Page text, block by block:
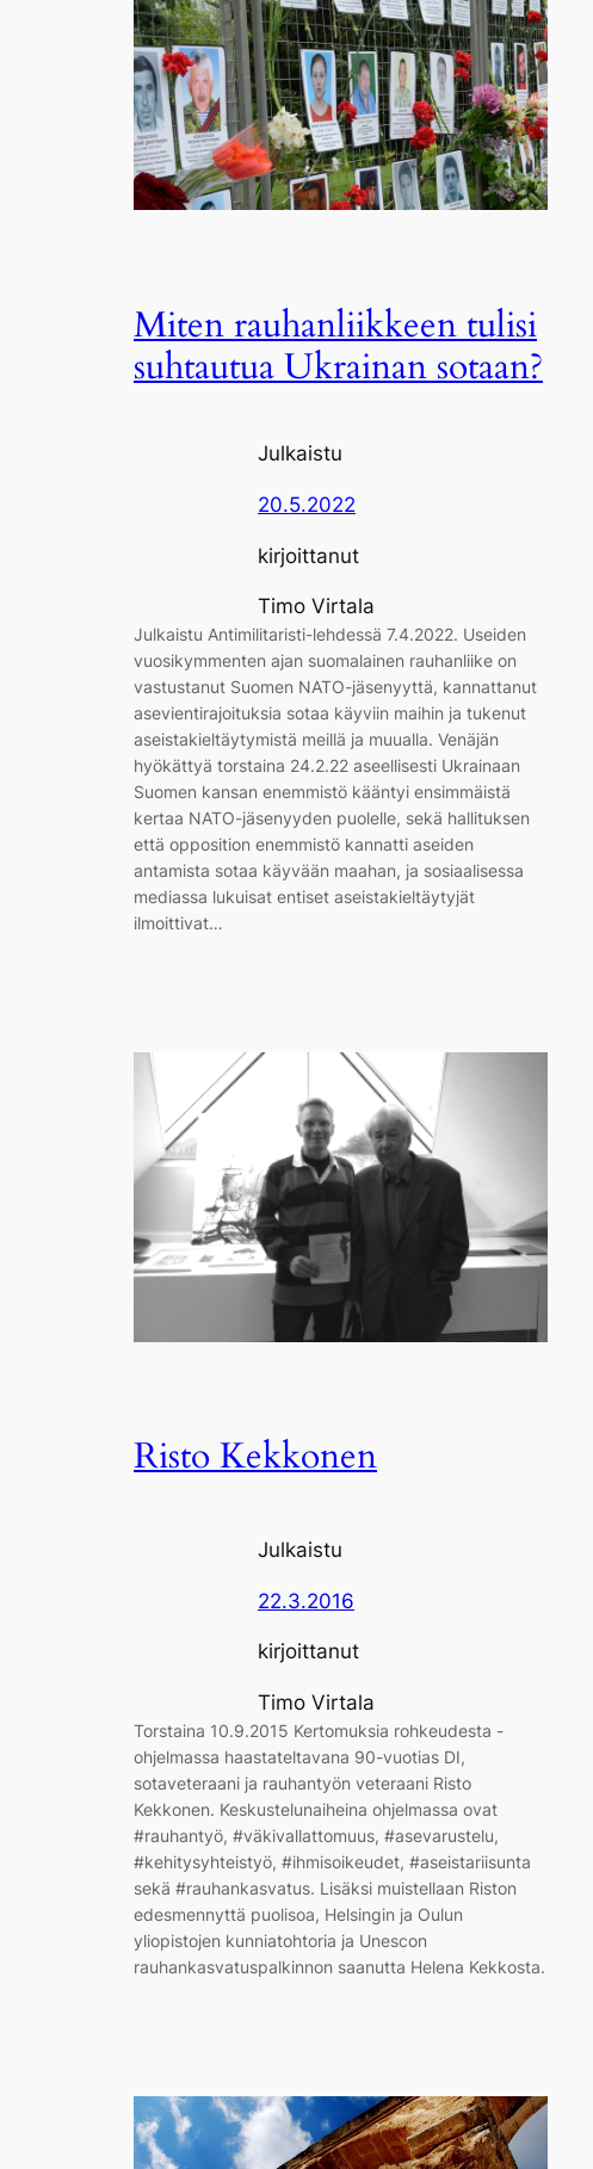
Miten rauhanliikkeen tulisi
suhtautua Ukrainan sotaan?
Julkaistu
20.5.2022
kirjoittanut
Timo Virtala
Julkaistu Antimilitaristi-lehdessä 7.4.2022. Useiden
vuosikymmenten ajan suomalainen rauhanliike on
vastustanut Suomen NATO-jäsenyyttä, kannattanut
asevientirajoituksia sotaa käyviin maihin ja tukenut
aseistakieltäytymistä meillä ja muualla. Venäjän
hyökättyä torstaina 24.2.22 aseellisesti Ukrainaan
Suomen kansan enemmistö kääntyi ensimmäistä
kertaa NATO-jäsenyyden puolelle, sekä hallituksen
että opposition enemmistö kannatti aseiden
antamista sotaa käyvään maahan, ja sosiaalisessa
mediassa lukuisat entiset aseistakieltäytyjät
ilmoittivat…
Risto Kekkonen
Julkaistu
22.3.2016
kirjoittanut
Timo Virtala
Torstaina 10.9.2015 Kertomuksia rohkeudesta -
ohjelmassa haastateltavana 90-vuotias DI,
sotaveteraani ja rauhantyön veteraani Risto
Kekkonen. Keskustelunaiheina ohjelmassa ovat
#rauhantyö, #väkivallattomuus, #asevarustelu,
#kehitysyhteistyö, #ihmisoikeudet, #aseistariisunta
sekä #rauhankasvatus. Lisäksi muistellaan Riston
edesmennyttä puolisoa, Helsingin ja Oulun
yliopistojen kunniatohtoria ja Unescon
rauhankasvatuspalkinnon saanutta Helena Kekkosta.